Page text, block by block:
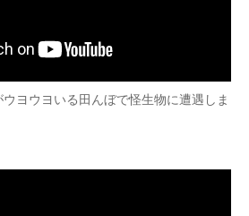
ヨウヨいる田んぼで怪生物に遭遇しま